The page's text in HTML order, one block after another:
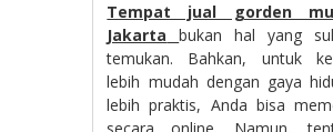
Tempat jual gorden
Jakarta
bukan hal yang
temukan. Bahkan, untuk
lebih mudah dengan gaya
lebih praktis, Anda bisa